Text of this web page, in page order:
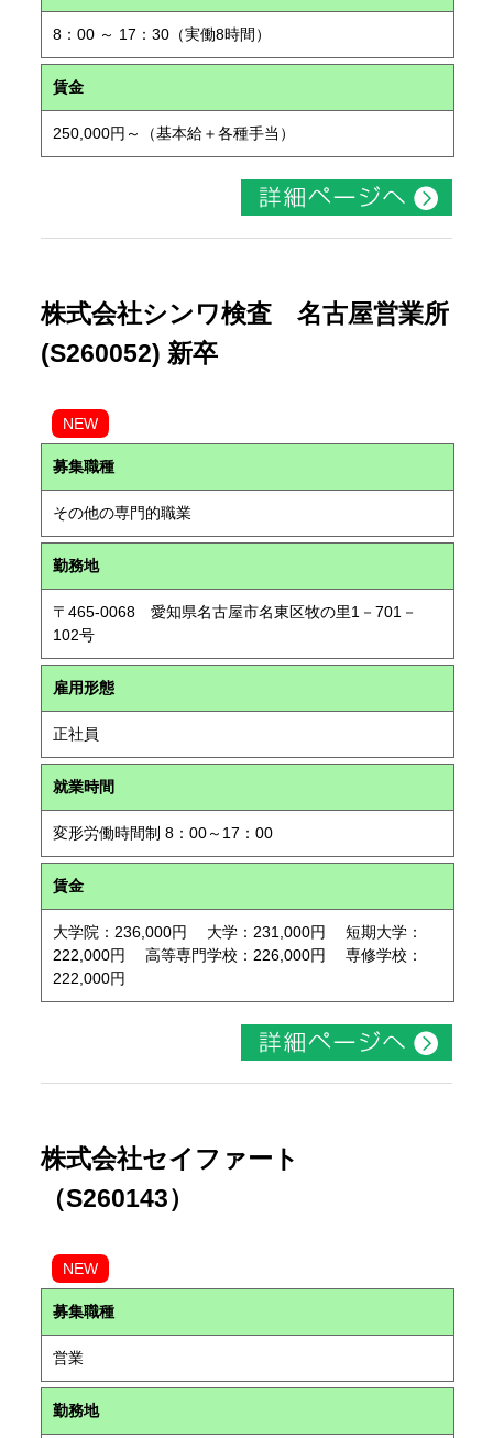
8：00 ～ 17：30（実働8時間）
賃金
250,000円～（基本給＋各種手当）
株式会社シンワ検査 名古屋営業所
(S260052) 新卒
NEW
募集職種
その他の専門的職業
勤務地
〒465-0068 愛知県名古屋市名東区牧の里1－701－
102号
雇用形態
正社員
就業時間
変形労働時間制 8：00～17：00
賃金
大学院：236,000円 大学：231,000円 短期大学：
222,000円 高等専門学校：226,000円 専修学校：
222,000円
株式会社セイファート
（S260143）
NEW
募集職種
営業
勤務地